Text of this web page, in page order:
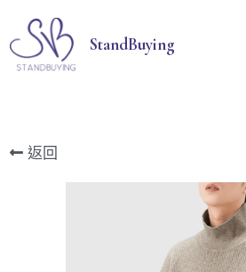
StandBuying
返回